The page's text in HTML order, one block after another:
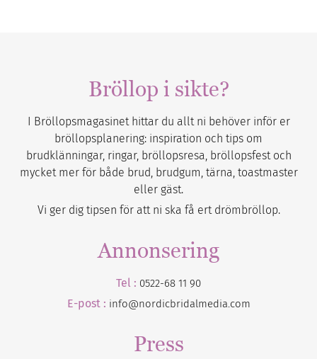
Bröllop i sikte?
I Bröllopsmagasinet hittar du allt ni behöver inför er
bröllopsplanering: inspiration och tips om
brudklänningar, ringar, bröllopsresa, bröllopsfest och
mycket mer för både brud, brudgum, tärna, toastmaster
eller gäst.
Vi ger dig tipsen för att ni ska få ert drömbröllop.
Annonsering
Tel : 0522-68 11 90
E-post : info@nordicbridalmedia.com
Press